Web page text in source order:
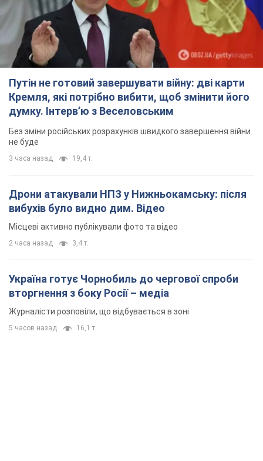
19,4 т.
Дрони атакували НПЗ у Нижньокамську: після
вибухів було видно дим. Відео
2 часа назад
Україна готує Чорнобиль до чергової спроби
вторгнення з боку Росії – медіа
Журналісти розповіли, що відбувається в зоні
5 часов назад 16,1 т.